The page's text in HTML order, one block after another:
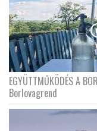
EGYÜTTMŰKÖDÉS A
Borlovagrend